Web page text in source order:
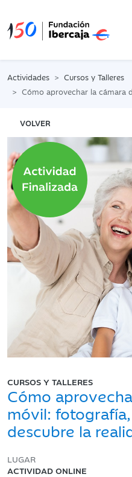
Actividades
Cursos y Talleres
Cómo aprovechar la cámara de tu móvil: fotografía, escanea, descubre la realidad
VOLVER
CURSOS Y TALLERES
Cómo
móvil:
descubre la
LUGAR
ACTIVIDAD ONLINE